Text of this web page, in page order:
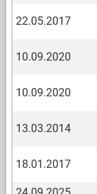
22.05.2017
10.09.2020
10.09.2020
13.03.2014
18.01.2017